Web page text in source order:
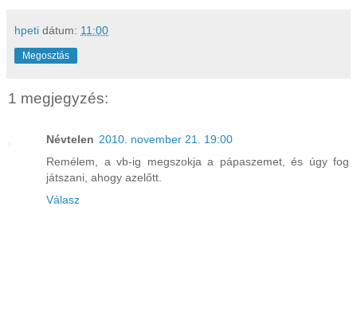
hpeti dátum: 11:00
Megosztás
1 megjegyzés:
Névtelen 2010. november 21. 19:00
Remélem, a vb-ig megszokja a pápaszemet, és úgy fog
játszani, ahogy azelőtt.
Válasz